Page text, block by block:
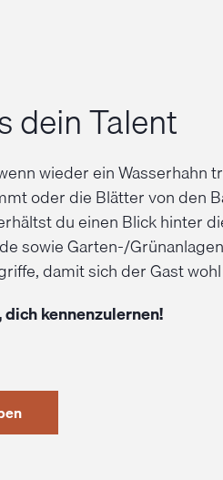
dein Talent
wieder ein Wasserhahn
oder die Blätter von den
du einen Blick hinter
sowie Garten-/
damit sich der Gast
kennenzulernen!